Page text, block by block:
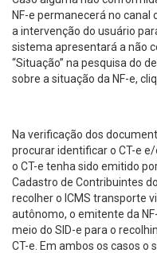
NF-e permanecerá no canal
a intervenção do usuário
sistema apresentará a não
“Situação” na pesquisa do
sobre a situação da NF-e,
Na verificação dos
procurar identificar o CT-e
o CT-e tenha sido emitido
Cadastro de Contribuintes
recolher o ICMS transporte
autônomo, o emitente da
meio do SID-e para o
CT-e. Em ambos os casos o